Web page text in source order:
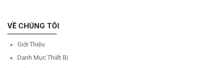
VỀ CHÚNG TÔI
Giới Thiệu
Danh Mục Thiết Bị